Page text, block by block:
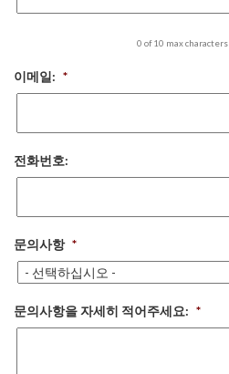
0 of 10 max characters
이메일: *
전화번호:
문의사항 *
문의사항을 자세히 적어주세요: *